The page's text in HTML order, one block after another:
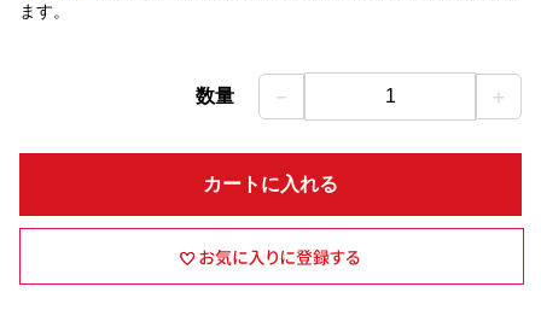
ます。
数量 － 1 ＋
カートに入れる